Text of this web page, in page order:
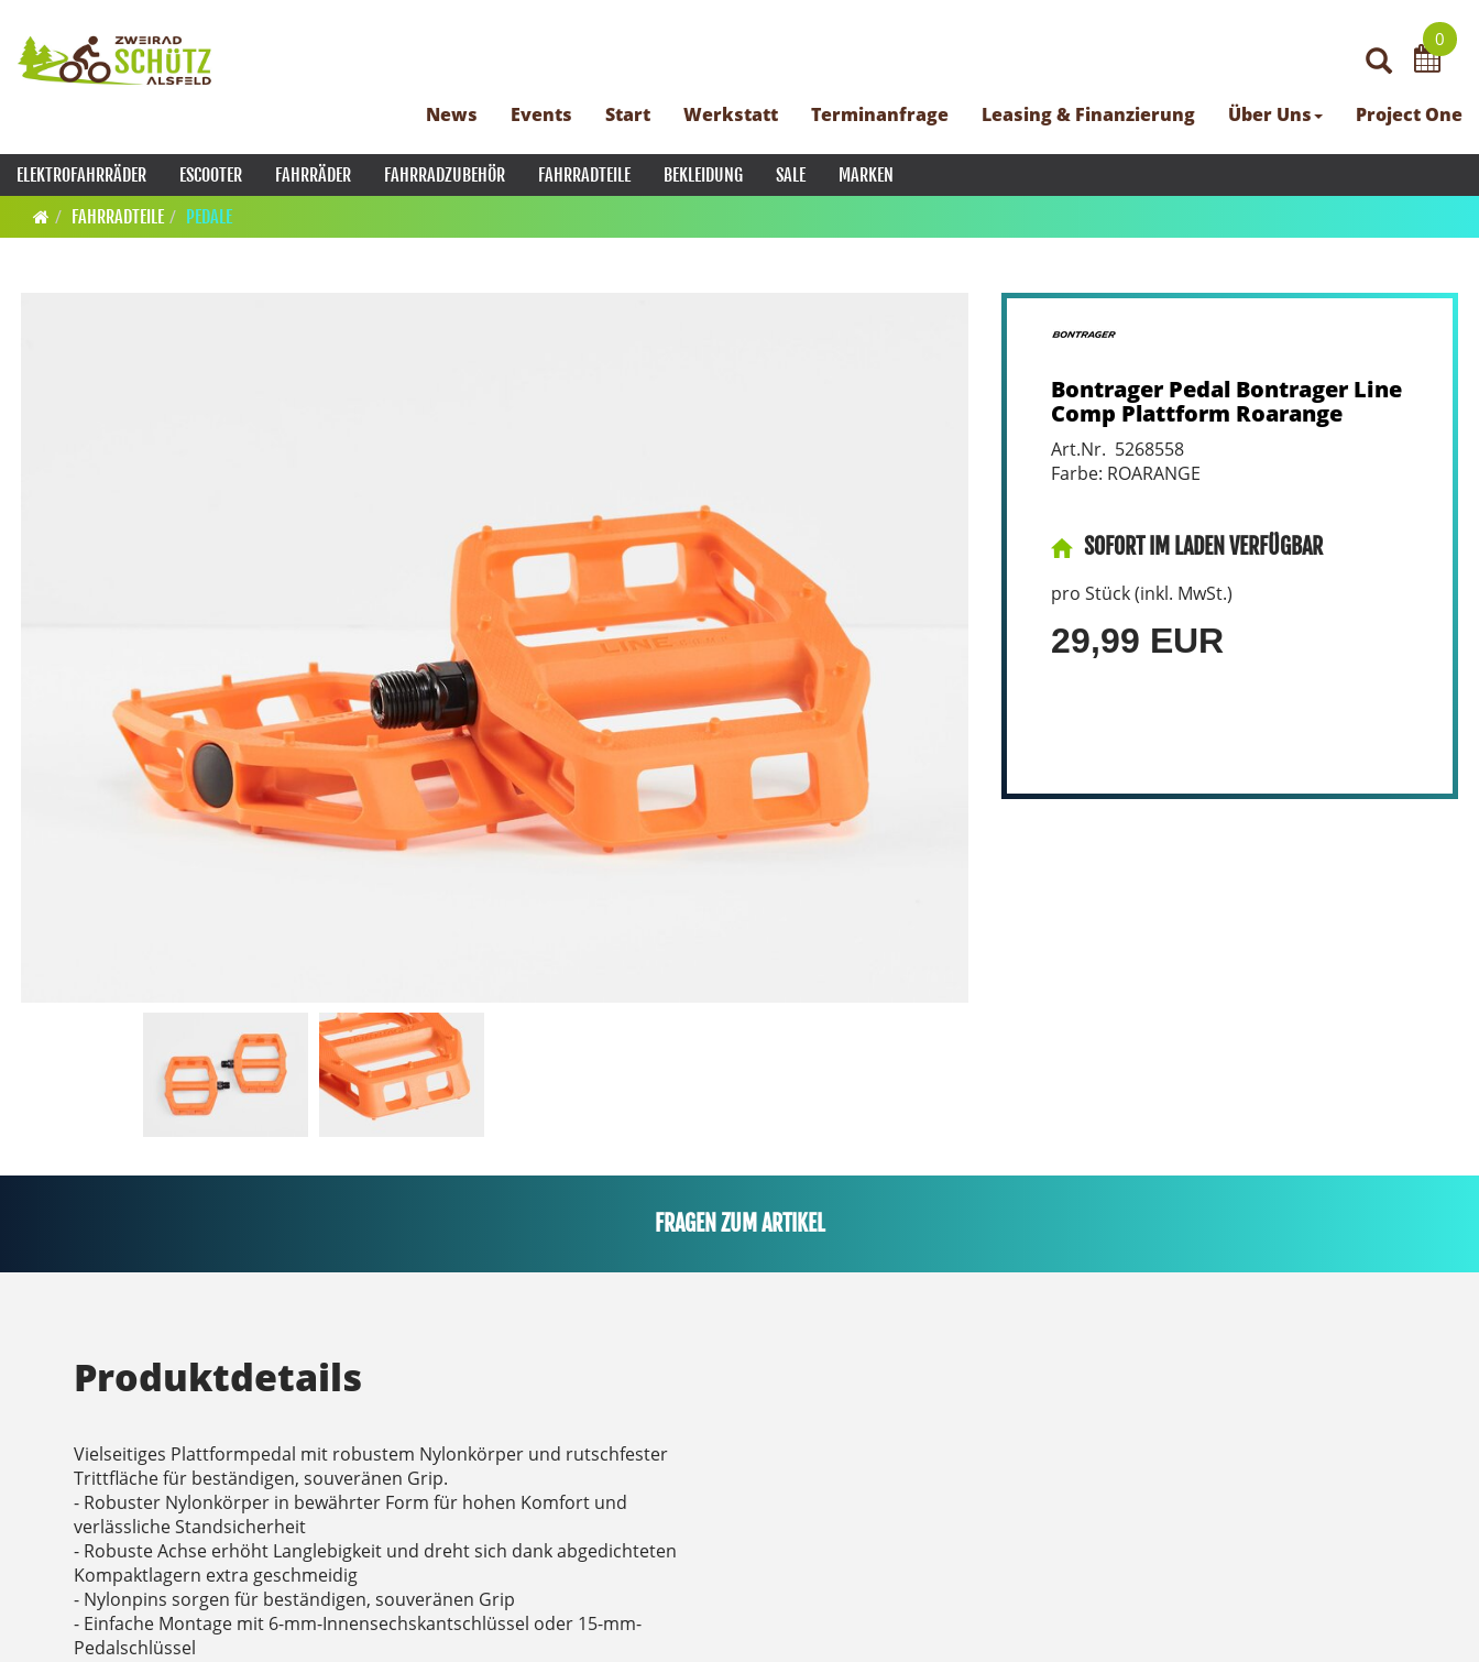
0
News Events Start Werkstatt Terminanfrage Leasing & Finanzierung Über Uns Project One
ELEKTROFAHRRÄDER ESCOOTER FAHRRÄDER FAHRRADZUBEHÖR FAHRRADTEILE BEKLEIDUNG SALE
MARKEN
FAHRRADTEILE
PEDALE
Bontrager Pedal Bontrager Line
Comp Plattform Roarange
Art.Nr. 5268558
Farbe: ROARANGE
SOFORT IM LADEN VERFÜGBAR
pro Stück (inkl. MwSt.)
29,99 EUR
FRAGEN ZUM ARTIKEL
Produktdetails
Vielseitiges Plattformpedal mit robustem Nylonkörper und rutschfester
Trittfläche für beständigen, souveränen Grip.
- Robuster Nylonkörper in bewährter Form für hohen Komfort und
verlässliche Standsicherheit
- Robuste Achse erhöht Langlebigkeit und dreht sich dank abgedichteten
Kompaktlagern extra geschmeidig
- Nylonpins sorgen für beständigen, souveränen Grip
- Einfache Montage mit 6-mm-Innensechskantschlüssel oder 15-mm-
Pedalschlüssel